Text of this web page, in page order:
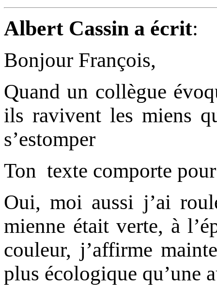
Albert Cassin a écrit:
Bonjour François,
Quand un collègue
ils ravivent les miens
s’estomper
Ton texte comporte
Oui, moi aussi j’ai
mienne était verte, à
couleur, j’affirme
plus écologique qu’une